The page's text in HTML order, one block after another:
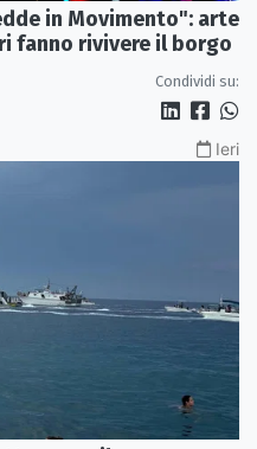
in Movimento": arte
fanno rivivere il borgo
Condividi su:
Ieri